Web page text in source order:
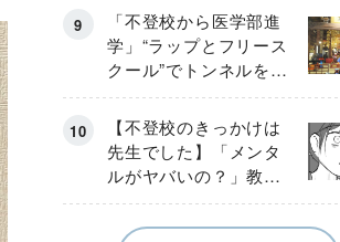
「不登校から医学部進
学」“ラップとフリース
クール”でトンネルを脱
して高校受験へ〔元野
球少年の実話〕
【不登校のきっかけは
先生でした】「メンタ
ルがヤバいの？」教室
で始まった悪ふざけ
《第３話》